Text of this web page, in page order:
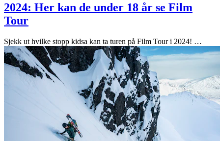
2024: Her kan de under 18 år se Film
Tour
Sjekk ut hvilke stopp kidsa kan ta turen på Film Tour i 2024! …